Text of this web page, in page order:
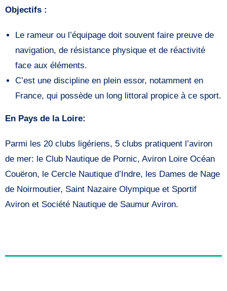
Objectifs :
Le rameur ou l’équipage doit souvent faire preuve de
navigation, de résistance physique et de réactivité
face aux éléments.
C’est une discipline en plein essor, notamment en
France, qui possède un long littoral propice à ce sport.
En Pays de la Loire:
Parmi les 20 clubs ligériens, 5 clubs pratiquent l’aviron
de mer: le Club Nautique de Pornic, Aviron Loire Océan
Couëron, le Cercle Nautique d’Indre, les Dames de Nage
de Noirmoutier, Saint Nazaire Olympique et Sportif
Aviron et Société Nautique de Saumur Aviron.